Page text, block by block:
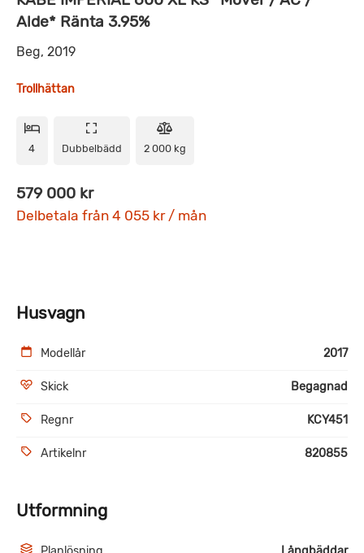
Alde* Ränta 3.95%
Beg, 2019
Trollhättan
4 Dubbelbädd 2 000 kg
579 000 kr
Delbetala från 4 055 kr / mån
Husvagn
Modellår 2017
Skick Begagnad
Regnr KCY451
Artikelnr 820855
Utformning